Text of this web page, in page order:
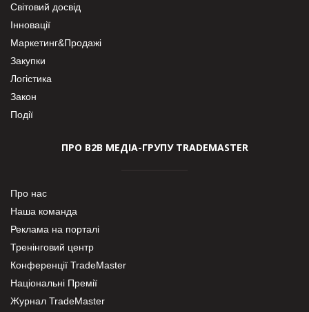
Світовий досвід
Інновації
Маркетинг&Продажі
Закупки
Логістика
Закон
Події
ПРО В2В МЕДІА-ГРУПУ TRADEMASTER
Про нас
Наша команда
Реклама на порталі
Тренінговий центр
Конференції TradeMaster
Національні Премії
Журнал TradeMaster